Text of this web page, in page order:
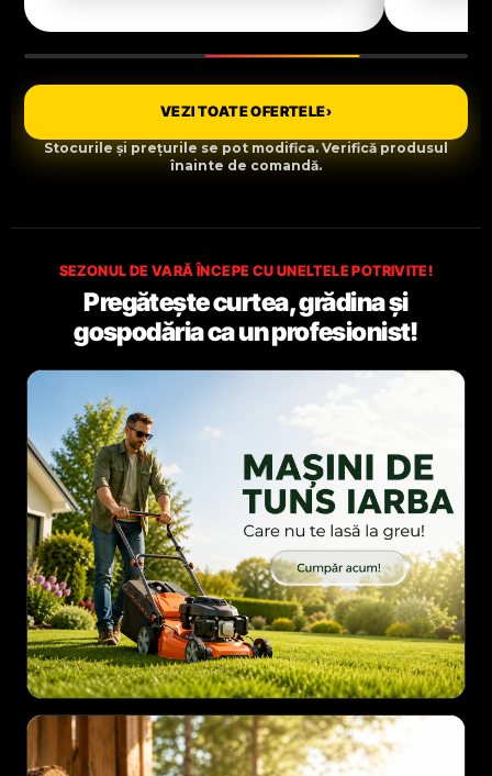
VEZI TOATE OFERTELE›
Stocurile și prețurile se pot modifica. Verifică produsul
înainte de comandă.
SEZONUL DE VARĂ ÎNCEPE CU UNELTELE POTRIVITE!
Pregătește curtea, grădina și
gospodăria ca un profesionist!